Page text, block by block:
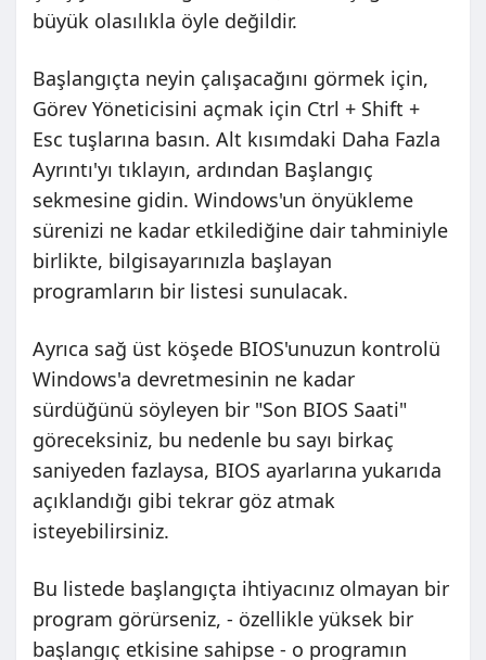
büyük olasılıkla öyle değildir.
Başlangıçta neyin çalışacağını görmek için,
Görev Yöneticisini açmak için Ctrl + Shift +
Esc tuşlarına basın. Alt kısımdaki Daha Fazla
Ayrıntı'yı tıklayın, ardından Başlangıç ​​
sekmesine gidin. Windows'un önyükleme
sürenizi ne kadar etkilediğine dair tahminiyle
birlikte, bilgisayarınızla başlayan
programların bir listesi sunulacak.
Ayrıca sağ üst köşede BIOS'unuzun kontrolü
Windows'a devretmesinin ne kadar
sürdüğünü söyleyen bir "Son BIOS Saati"
göreceksiniz, bu nedenle bu sayı birkaç
saniyeden fazlaysa, BIOS ayarlarına yukarıda
açıklandığı gibi tekrar göz atmak
isteyebilirsiniz.
Bu listede başlangıçta ihtiyacınız olmayan bir
program görürseniz, - özellikle yüksek bir
başlangıç ​​etkisine sahipse - o programın